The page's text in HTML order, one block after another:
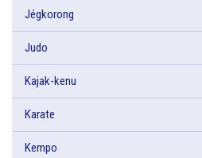
Jégkorong
Judo
Kajak-kenu
Karate
Kempo